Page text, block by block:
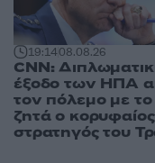
19:1408.08.26
CNN:
έξοδο των ΗΠΑ
τον πόλεμο με το
ζητά ο κορυφαίος
στρατηγός του